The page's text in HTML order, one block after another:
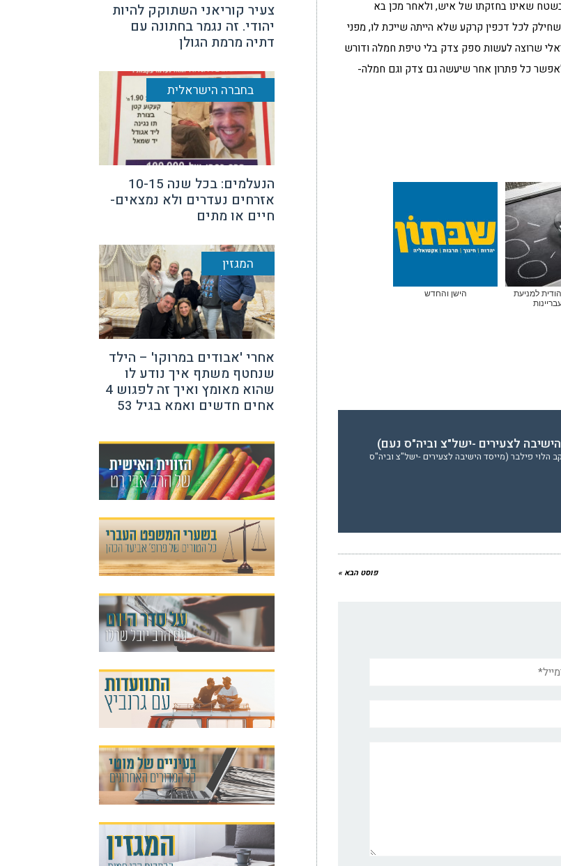
שאינו בחזקתו של איש, ולאחר מכן בא
לכל דכפין קרקע שלא הייתה שייכת לו, מפני
שרוצה לעשות ספק צדק בלי טיפת חמלה ודורש
כל פתרון אחר שיעשה גם צדק וגם חמלה-
למניעת
הישן והחדש
לצעירים -ישל"צ וביה"ס נעם)
הלוי פילבר (מייסד הישיבה לצעירים -ישל"צ וביה"ס
פוסט הבא »
צעיר קוריאני השתוקק להיות
יהודי. זה נגמר בחתונה עם
דתיה מרמת הגולן
בחברה הישראלית
הנעלמים: בכל שנה 10-15
אזרחים נעדרים ולא נמצאים-
חיים או מתים
המגזין
אחרי 'אבודים במרוקו' – הילד
שנחטף משתף איך נודע לו
שהוא מאומץ ואיך זה לפגוש 4
אחים חדשים ואמא בגיל 53